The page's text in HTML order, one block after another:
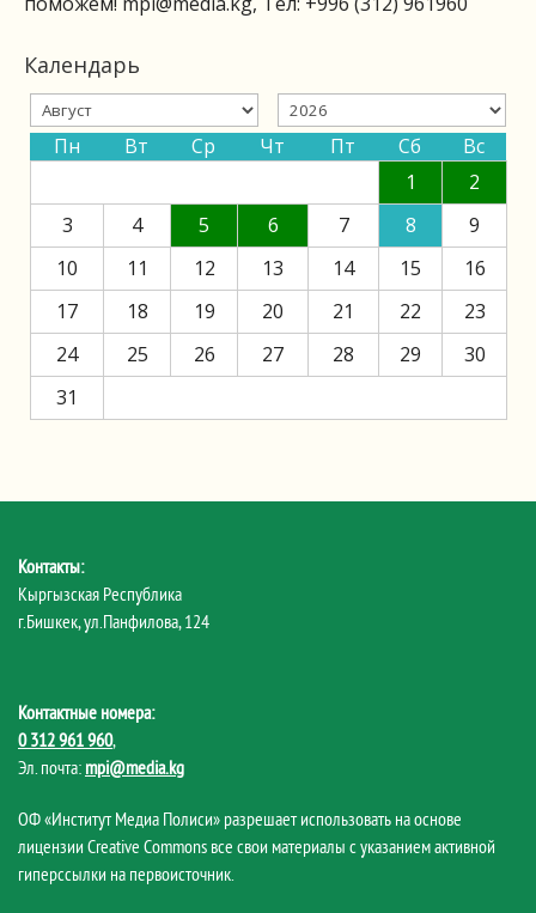
Календарь
Пн Вт Ср Чт Пт Сб
Вс
1
2
3
4 5 6 7 8
9
10
11 12 13 14 15
16
17
18 19 20 21 22
23
24
25 26 27 28 29
30
31
Контакты:
Кыргызская Республика
г.Бишкек, ул.Панфилова, 124
Контактные номера:
0 312 961 960,
Эл. почта: mpi@media.kg
ОФ «Институт Медиа Полиси» разрешает использовать на основе
лицензии Creative Commons все свои материалы с указанием активной
гиперссылки на первоисточник.